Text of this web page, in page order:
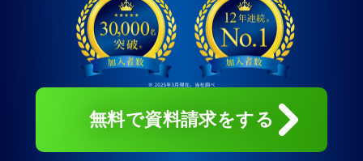
無料で資料請求をする